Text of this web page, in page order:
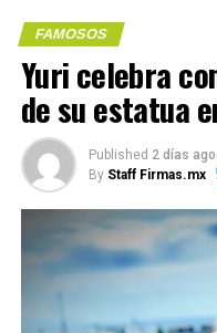
Me gusta esto:
FAMOSOS
Yuri celebra
de su estatua
Published 2 días ago
By Staff Firmas.mx